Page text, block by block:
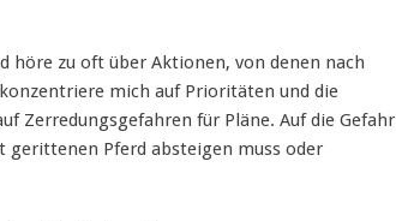
höre zu oft über Aktionen, von denen nach
mich auf Prioritäten und die
Zerredungsgefahren für Pläne. Auf die Gefahr
gerittenen Pferd absteigen muss oder